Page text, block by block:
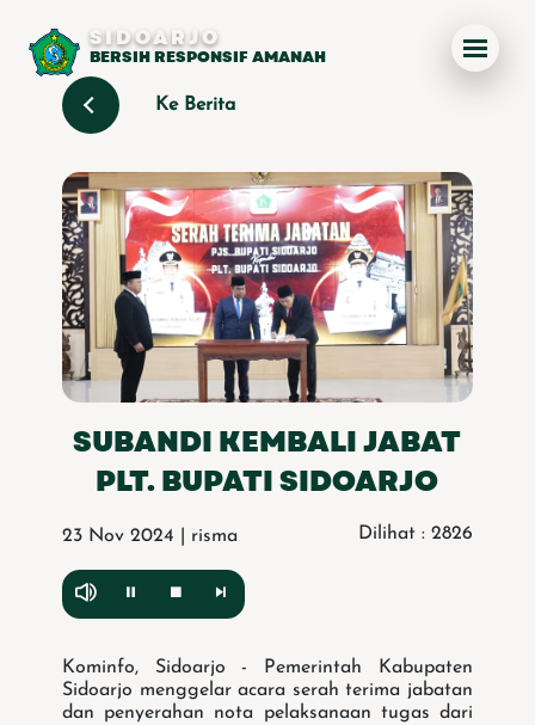
SIDOARJO
BERSIH RESPONSIF AMANAH
Ke Berita
SUBANDI KEMBALI JABAT
PLT. BUPATI SIDOARJO
23 Nov 2024 | risma Dilihat : 2826
Kominfo, Sidoarjo - Pemerintah Kabupaten
Sidoarjo menggelar acara serah terima jabatan
dan penyerahan nota pelaksanaan tugas dari